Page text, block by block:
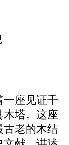
一座见证千
塔。这座
古老的木结